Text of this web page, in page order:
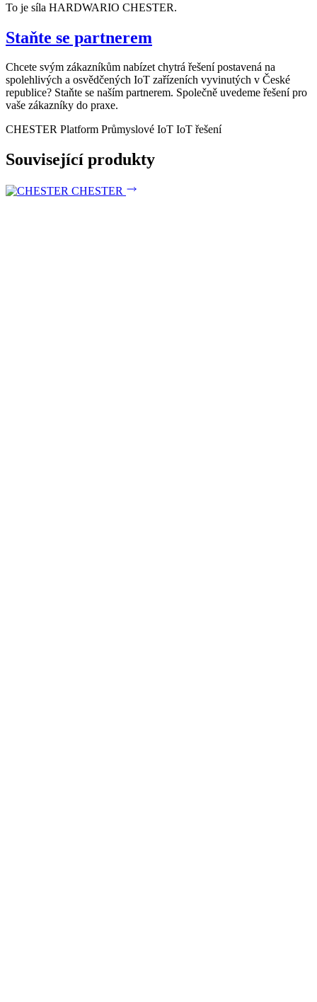
To je síla HARDWARIO CHESTER.
Staňte se partnerem
Chcete svým zákazníkům nabízet chytrá řešení postavená na
spolehlivých a osvědčených IoT zařízeních vyvinutých v České
republice? Staňte se naším partnerem. Společně uvedeme řešení pro
vaše zákazníky do praxe.
CHESTER Platform Průmyslové IoT IoT řešení
Související produkty
CHESTER